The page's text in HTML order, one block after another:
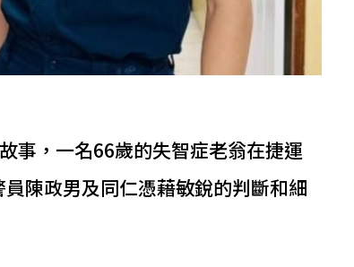
事，一名66歲的失智症老翁在捷運
陳政男及同仁憑藉敏銳的判斷和細